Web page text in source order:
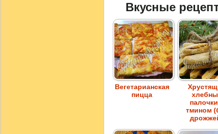
Вкусные
Вегетарианская
пицца
тмином